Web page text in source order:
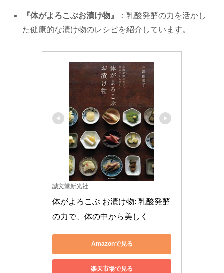
『体がよろこぶお漬け物』
：乳酸発酵の力を活かし
た健康的な漬け物のレシピを紹介しています。
誠文堂新光社
体がよろこぶ お漬け物: 乳酸発酵
の力で、体の中から美しく
Amazonで見る
楽天市場で見る